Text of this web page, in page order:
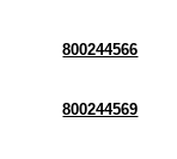
800244566
800244569